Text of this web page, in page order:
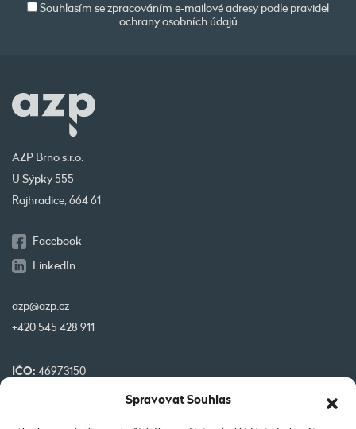
Spravovat Souhlas
Souhlasím se zpracováním e-mailové adresy podle pravidel
ochrany osobních údajů
AZP Brno s.r.o.
U Sýpky 555
Rajhradice, 664 61
Facebook
LinkedIn
azp@azp.cz
+420 545 428 911
IČO: 46973150